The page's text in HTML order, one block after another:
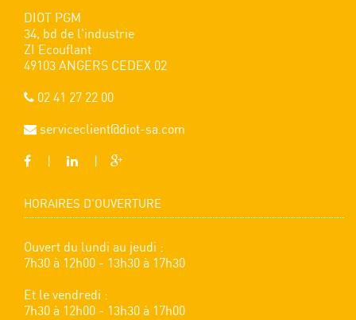
DIOT PGM
34, bd de l'industrie
ZI Ecouflant
49103 ANGERS CEDEX 02
02 41 27 22 00
serviceclient@diot-sa.com
HORAIRES D'OUVERTURE
Ouvert du lundi au jeudi :
7h30 à 12h00 - 13h30 à 17h30
Et le vendredi :
7h30 à 12h00 - 13h30 à 17h00